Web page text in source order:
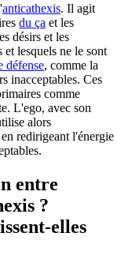
anticathexis. Il agit
du ça et les
désirs et les
et lesquels ne le sont
défense, comme la
inacceptables. Ces
comme
L'ego, avec son
alors
redirigeant l'énergie
entre
?
elles